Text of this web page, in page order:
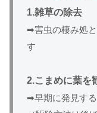
1.雑草の除去
➡害虫の棲み処
す
2.こまめに葉を
➡早期に発見す